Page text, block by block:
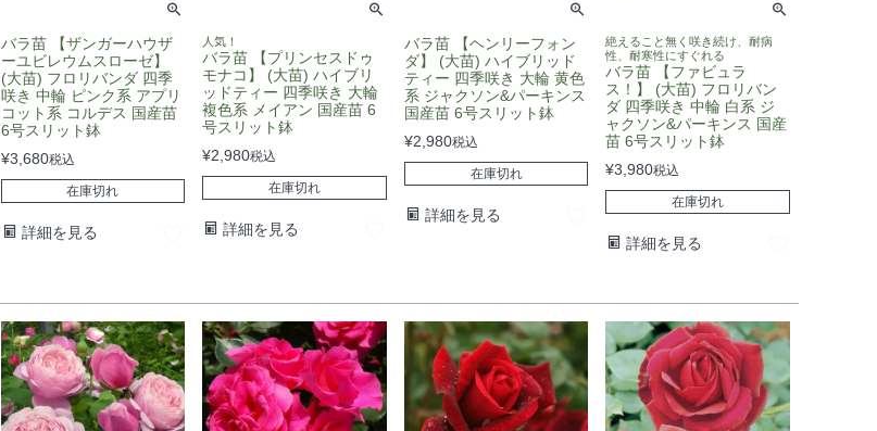
バラ苗 【ザンガーハウザ
ーユビレウムスローゼ】
(大苗) フロリバンダ 四季
咲き 中輪 ピンク系 アプリ
コット系 コルデス 国産苗
6号スリット鉢
¥3,680税込
在庫切れ
詳細を見る
人気！
バラ苗 【プリンセスドゥ
モナコ】 (大苗) ハイブリ
ッドティー 四季咲き 大輪
複色系 メイアン 国産苗 6
号スリット鉢
¥2,980税込
在庫切れ
詳細を見る
バラ苗 【ヘンリーフォン
ダ】 (大苗) ハイブリッド
ティー 四季咲き 大輪 黄色
系 ジャクソン&パーキンス
国産苗 6号スリット鉢
¥2,980税込
在庫切れ
詳細を見る
絶えること無く咲き続け、耐病
性、耐寒性にすぐれる
バラ苗 【ファビュラ
ス！】 (大苗) フロリバン
ダ 四季咲き 中輪 白系 ジ
ャクソン&パーキンス 国産
苗 6号スリット鉢
¥3,980税込
在庫切れ
詳細を見る